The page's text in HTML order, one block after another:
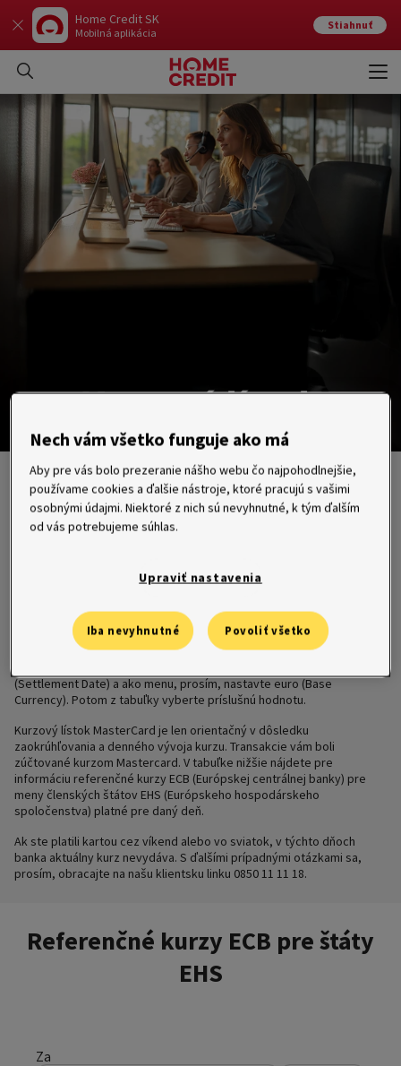
Home Credit SK
Mobilná aplikácia
Stiahnuť
Kurzový lístok
Tu si môžete vypočítať, podľa akého
kurzu sme Vám, ako držiteľovi karty
vydanej Home Creditom, prepočítali
transakciu vykonanú v zahraničí.
Na zistenie kurzu eura voči požadovanej mene použite
Online
kurzový lístok.
(Settlement Date) a ako menu, prosím, nastavte euro (Base
Currency). Potom z tabuľky vyberte príslušnú hodnotu.
Kurzový lístok MasterCard je len orientačný v dôsledku
zaokrúhľovania a denného vývoja kurzu. Transakcie vám boli
zúčtované kurzom Mastercard. V tabuľke nižšie nájdete pre
informáciu referenčné kurzy ECB (Európskej centrálnej banky) pre
meny členských štátov EHS (Európskeho hospodárskeho
spoločenstva) platné pre daný deň.
Ak ste platili kartou cez víkend alebo vo sviatok, v týchto dňoch
banka aktuálny kurz nevydáva. S ďalšími prípadnými otázkami sa,
prosím, obracajte na našu klientsku linku 0850 11 11 18.
Referenčné kurzy ECB pre štáty
EHS
Za
Nech vám všetko funguje ako má
Aby pre vás bolo prezeranie nášho webu čo najpohodlnejšie,
používame cookies a ďalšie nástroje, ktoré pracujú s vašimi
osobnými údajmi. Niektoré z nich sú nevyhnutné, k tým ďalším
od vás potrebujeme súhlas.
Upraviť nastavenia
Iba nevyhnutné Povoliť všetko